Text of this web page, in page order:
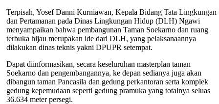
Terpisah, Yosef Danni Kurniawan, Kepala Bidang Tata Lingkungan
dan Pertamanan pada Dinas Lingkungan Hidup (DLH) Ngawi
menyampaikan bahwa pembangunan Taman Soekarno dan ruang
terbuka hijau merupakan ide dari DLH, yang pelaksanaannya
dilakukan dinas teknis yakni DPUPR setempat.
Dapat diinformasikan, secara keseluruhan masterplan taman
Soekarno dan pengembangannya, ke depan sedianya juga akan
dibangun taman Pancasila dan gedung perkantoran serta komplek
gedung kepemudaan seperti gedung pramuka yang totalnya seluas
36.634 meter persegi.